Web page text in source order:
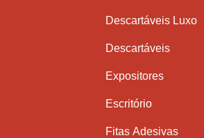
Descartáveis Luxo
Descartáveis
Expositores
Escritório
Fitas Adesivas